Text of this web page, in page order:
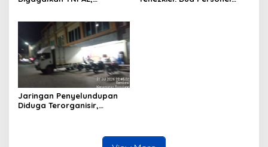
Tersangka
Jaringan Penyelundupan
Diduga Terorganisir,